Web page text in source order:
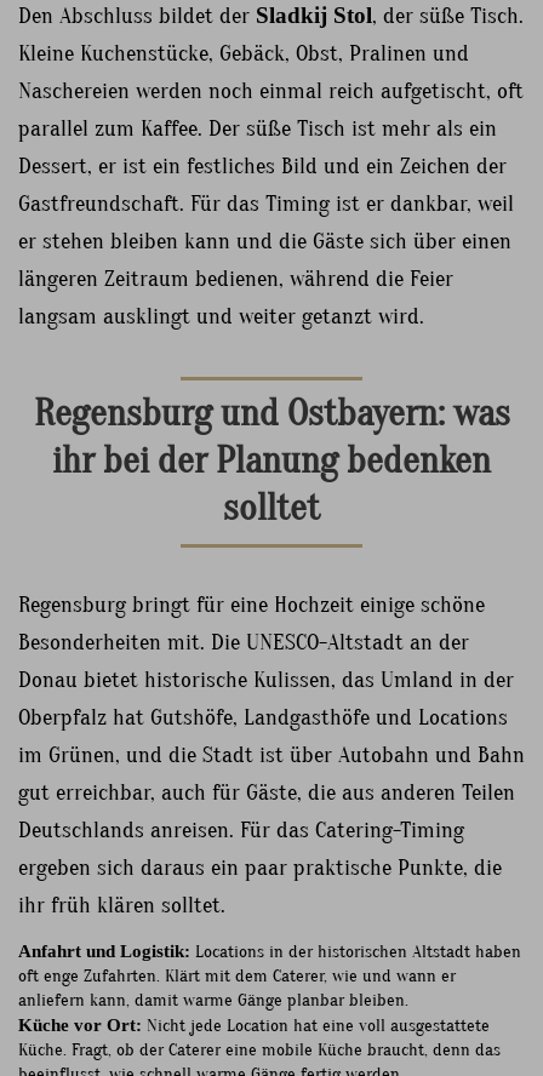
Den Abschluss bildet der Sladkij Stol, der süße Tisch.
Kleine Kuchenstücke, Gebäck, Obst, Pralinen und
Naschereien werden noch einmal reich aufgetischt, oft
parallel zum Kaffee. Der süße Tisch ist mehr als ein
Dessert, er ist ein festliches Bild und ein Zeichen der
Gastfreundschaft. Für das Timing ist er dankbar, weil
er stehen bleiben kann und die Gäste sich über einen
längeren Zeitraum bedienen, während die Feier
langsam ausklingt und weiter getanzt wird.
Regensburg und Ostbayern: was
ihr bei der Planung bedenken
solltet
Regensburg bringt für eine Hochzeit einige schöne
Besonderheiten mit. Die UNESCO-Altstadt an der
Donau bietet historische Kulissen, das Umland in der
Oberpfalz hat Gutshöfe, Landgasthöfe und Locations
im Grünen, und die Stadt ist über Autobahn und Bahn
gut erreichbar, auch für Gäste, die aus anderen Teilen
Deutschlands anreisen. Für das Catering-Timing
ergeben sich daraus ein paar praktische Punkte, die
ihr früh klären solltet.
Anfahrt und Logistik: Locations in der historischen Altstadt haben
oft enge Zufahrten. Klärt mit dem Caterer, wie und wann er
anliefern kann, damit warme Gänge planbar bleiben.
Küche vor Ort: Nicht jede Location hat eine voll ausgestattete
Küche. Fragt, ob der Caterer eine mobile Küche braucht, denn das